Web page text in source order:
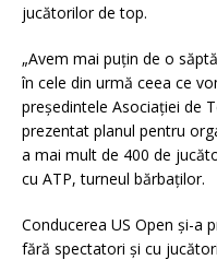
jucătorilor de top.
„Avem mai puțin de o
în cele din urmă ceea ce
președintele Asociației de
prezentat planul pentru
a mai mult de 400 de
cu ATP, turneul bărbaților.
Conducerea US Open și-a
fără spectatori și cu